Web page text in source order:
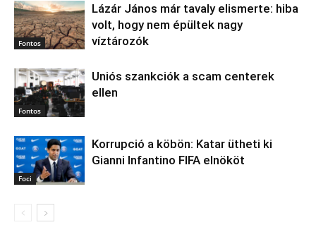
Fontos
Lázár János már tavaly elismerte: hiba
volt, hogy nem épültek nagy
víztározók
Fontos
Uniós szankciók a scam centerek
ellen
Foci
Korrupció a köbön: Katar ütheti ki
Gianni Infantino FIFA elnököt